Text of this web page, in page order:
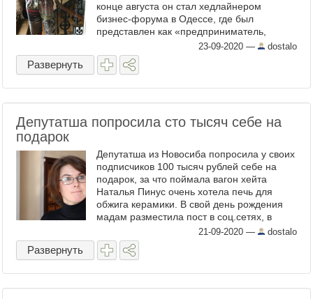
конце августа он стал хедлайнером
бизнес-форума в Одессе, где был
представлен как «предприниматель,
основатель мишленовского ресторана Hide
в Лондоне и винного бутика ...
23-09-2020 — dostalo
Развернуть
Депутатша попросила сто тысяч себе на
подарок
Депутатша из Новосиба попросила у своих
подписчиков 100 тысяч рублей себе на
подарок, за что поймала вагон хейта
Наталья Пинус очень хотела печь для
обжига керамики. В свой день рождения
мадам разместила пост в соц.сетях, в
котором рассказала о своей давней мечте
и предложила подписчикам ...
21-09-2020 — dostalo
Развернуть